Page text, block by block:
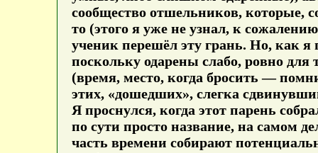
сообщество отшельников, которые,
то (этого я уже не узнал, к
ученик перешёл эту грань. Но, как я
поскольку одарены слабо, ровно для
(время, место, когда бросить —
этих, «дошедших», слегка
Я проснулся, когда этот парень
по сути просто название, на самом
часть времени собирают